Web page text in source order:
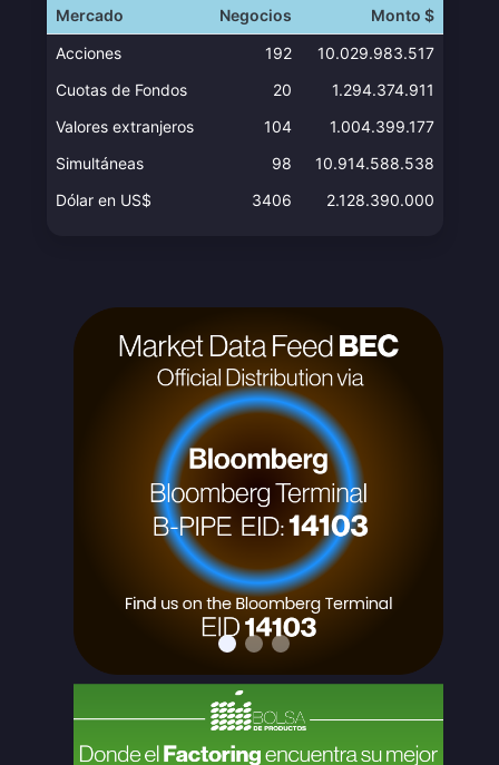
Mercado Negocios
Monto $
Acciones
192
10.029.983.517
Cuotas de Fondos
20
1.294.374.911
Valores extranjeros
104
1.004.399.177
Simultáneas
98
10.914.588.538
Dólar en US$
3406 2.128.390.000